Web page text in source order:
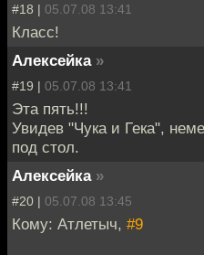
#18 | 05.07.08 13:41
Класс!
Алексейка »
#19 | 05.07.08 13:41
Эта пять!!!
Увидев "Чука и Гека",
под стол.
Алексейка »
#20 | 05.07.08 13:45
Кому: Атлетыч, #9